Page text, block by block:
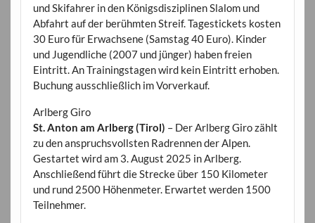
und Skifahrer in den Königsdisziplinen Slalom und
Abfahrt auf der berühmten Streif. Tagestickets kosten
30 Euro für Erwachsene (Samstag 40 Euro). Kinder
und Jugendliche (2007 und jünger) haben freien
Eintritt. An Trainingstagen wird kein Eintritt erhoben.
Buchung ausschließlich im Vorverkauf.
Arlberg Giro
St. Anton am Arlberg (Tirol) – Der Arlberg Giro zählt
zu den anspruchsvollsten Radrennen der Alpen.
Gestartet wird am 3. August 2025 in Arlberg.
Anschließend führt die Strecke über 150 Kilometer
und rund 2500 Höhenmeter. Erwartet werden 1500
Teilnehmer.